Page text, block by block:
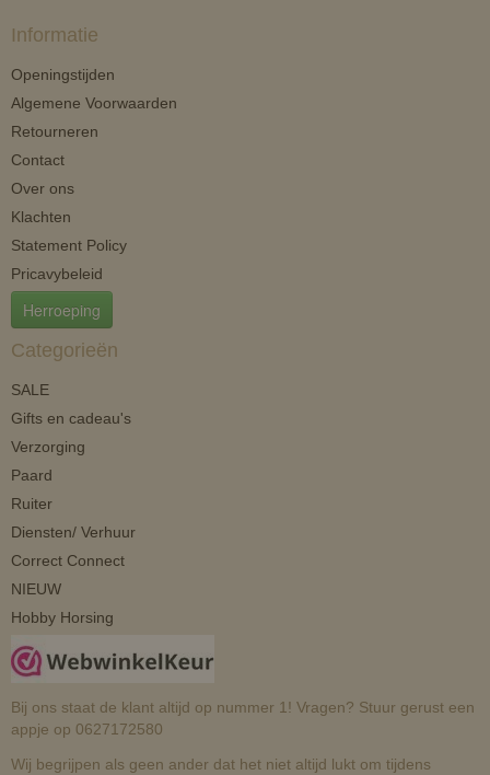
Informatie
Openingstijden
Algemene Voorwaarden
Retourneren
Contact
Over ons
Klachten
Statement Policy
Pricavybeleid
Herroeping
Categorieën
SALE
Gifts en cadeau's
Verzorging
Paard
Ruiter
Diensten/ Verhuur
Correct Connect
NIEUW
Hobby Horsing
Bij ons staat de klant altijd op nummer 1! Vragen? Stuur gerust een
appje op 0627172580
Wij begrijpen als geen ander dat het niet altijd lukt om tijdens